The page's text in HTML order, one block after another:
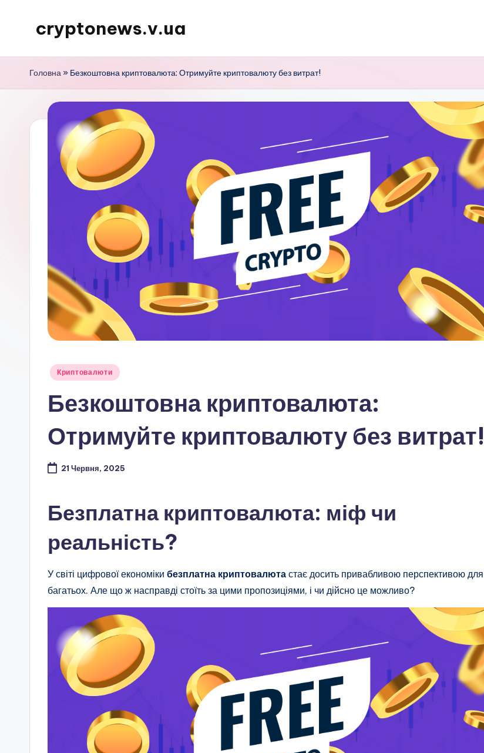
Перейтиcryptonews.v.ua
новини
аналітика,
курси,
прогнози
гайди.
Головна» Безкоштовна криптовалюта: Отримуйте криптовалюту без витрат!
Опубліковано
Криптовалюти
Безкоштовна криптовалюта:
Отримуйте криптовалюту без витрат!
21 Червня, 2025
Безплатна криптовалюта: міф чи
реальність?
У світі цифрової економіки безплатна криптовалюта стає досить привабливою перспективою для
багатьох. Але що ж насправді стоїть за цими пропозиціями, і чи дійсно це можливо?